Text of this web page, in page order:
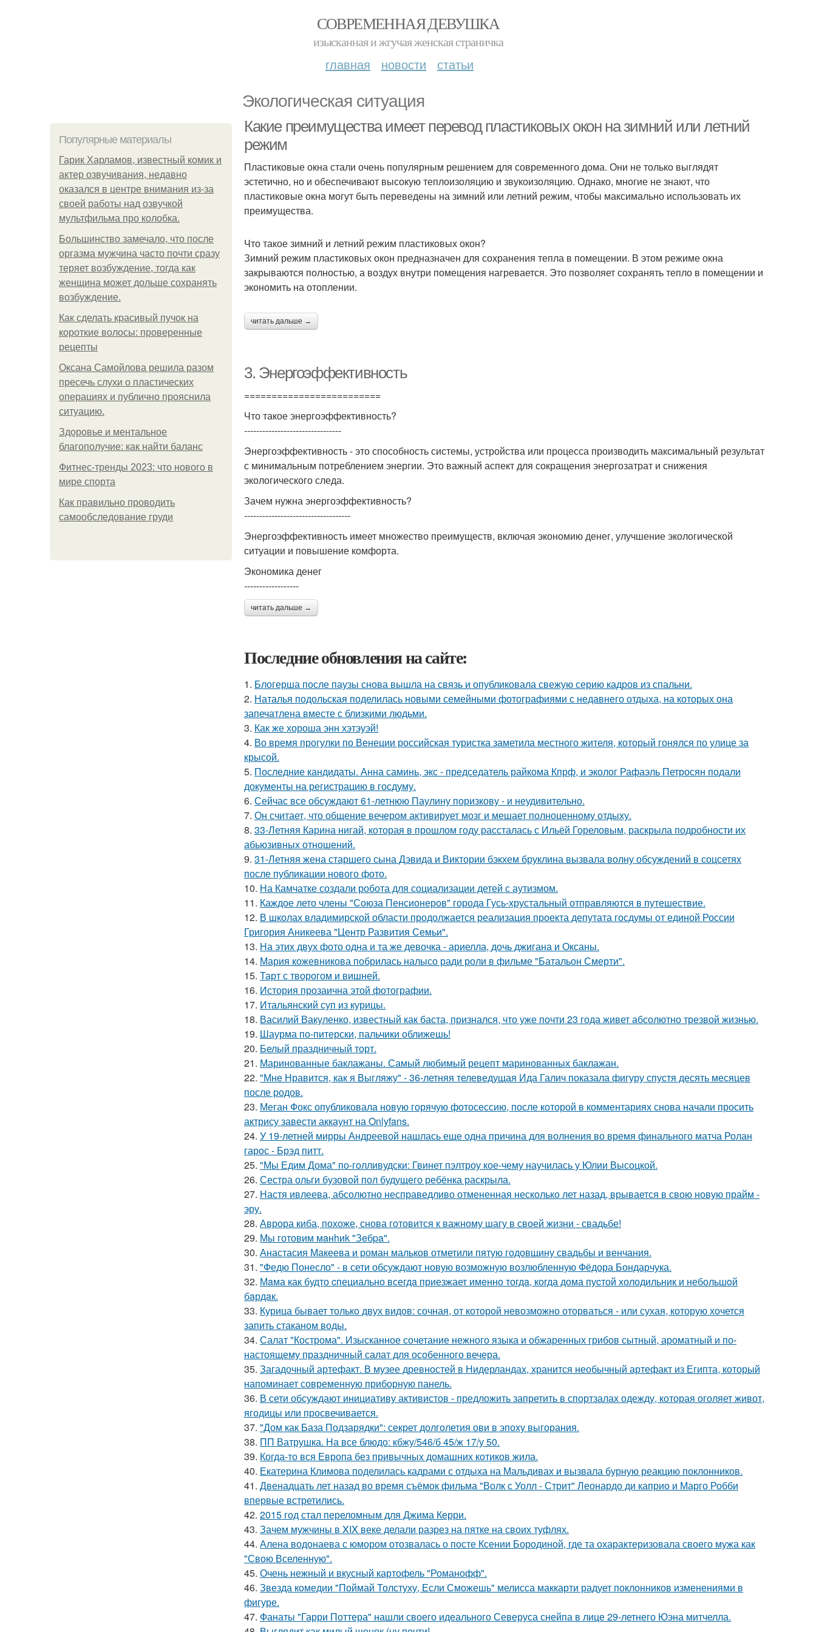
СОВРЕМЕННАЯ ДЕВУШКА
изысканная и жгучая женская страничка
главная новости статьи
Экологическая ситуация
Популярные материалы
Гарик Харламов, известный комик и
актер озвучивания, недавно
оказался в центре внимания из-за
своей работы над озвучкой
мультфильма про колобка.
Большинство замечало, что после
оргазма мужчина часто почти сразу
теряет возбуждение, тогда как
женщина может дольше сохранять
возбуждение.
Как сделать красивый пучок на
короткие волосы: проверенные
рецепты
Оксана Самойлова решила разом
пресечь слухи о пластических
операциях и публично прояснила
ситуацию.
Здоровье и ментальное
благополучие: как найти баланс
Фитнес-тренды 2023: что нового в
мире спорта
Как правильно проводить
самообследование груди
Какие преимущества имеет перевод пластиковых окон на зимний или летний
режим
Пластиковые окна стали очень популярным решением для современного дома. Они не только выглядят
эстетично, но и обеспечивают высокую теплоизоляцию и звукоизоляцию. Однако, многие не знают, что
пластиковые окна могут быть переведены на зимний или летний режим, чтобы максимально использовать их
преимущества.
Что такое зимний и летний режим пластиковых окон?
Зимний режим пластиковых окон предназначен для сохранения тепла в помещении. В этом режиме окна
закрываются полностью, а воздух внутри помещения нагревается. Это позволяет сохранять тепло в помещении и
экономить на отоплении.
читать дальше →
3. Энергоэффективность
=========================
Что такое энергоэффективность?
--------------------------------
Энергоэффективность - это способность системы, устройства или процесса производить максимальный результат
с минимальным потреблением энергии. Это важный аспект для сокращения энергозатрат и снижения
экологического следа.
Зачем нужна энергоэффективность?
-----------------------------------
Энергоэффективность имеет множество преимуществ, включая экономию денег, улучшение экологической
ситуации и повышение комфорта.
Экономика денег
------------------
читать дальше →
Последние обновления на сайте:
1. Блогерша после паузы снова вышла на связь и опубликовала свежую серию кадров из спальни.
2. Наталья подольская поделилась новыми семейными фотографиями с недавнего отдыха, на которых она
запечатлена вместе с близкими людьми.
3. Как же хороша энн хэтэуэй!
4. Во время прогулки по Венеции российская туристка заметила местного жителя, который гонялся по улице за
крысой.
5. Последние кандидаты. Анна саминь, экс - председатель райкома Кпрф, и эколог Рафаэль Петросян подали
документы на регистрацию в госдуму.
6. Сейчас все обсуждают 61-летнюю Паулину поризкову - и неудивительно.
7. Он считает, что общение вечером активирует мозг и мешает полноценному отдыху.
8. 33-Летняя Карина нигай, которая в прошлом году рассталась с Ильёй Гореловым, раскрыла подробности их
абьюзивных отношений.
9. 31-Летняя жена старшего сына Дэвида и Виктории бэкхем бруклина вызвала волну обсуждений в соцсетях
после публикации нового фото.
10. На Камчатке создали робота для социализации детей с аутизмом.
11. Каждое лето члены "Союза Пенсионеров" города Гусь-хрустальный отправляются в путешествие.
12. В школах владимирской области продолжается реализация проекта депутата госдумы от единой России
Григория Аникеева "Центр Развития Семьи".
13. На этих двух фото одна и та же девочка - ариелла, дочь джигана и Оксаны.
14. Мария кожевникова побрилась налысо ради роли в фильме "Батальон Смерти".
15. Тарт с творогом и вишней.
16. История прозаична этой фотографии.
17. Итальянский суп из курицы.
18. Василий Вакуленко, известный как баста, признался, что уже почти 23 года живет абсолютно трезвой жизнью.
19. Шаурма по-питерски, пальчики оближешь!
20. Белый праздничный торт.
21. Маринованные баклажаны. Самый любимый рецепт маринованных баклажан.
22. "Мне Нравится, как я Выгляжу" - 36-летняя телеведущая Ида Галич показала фигуру спустя десять месяцев
после родов.
23. Меган Фокс опубликовала новую горячую фотосессию, после которой в комментариях снова начали просить
актрису завести аккаунт на Onlyfans.
24. У 19-летней мирры Андреевой нашлась еще одна причина для волнения во время финального матча Ролан
гарос - Брэд питт.
25. "Мы Едим Дома" по-голливудски: Гвинет пэлтроу кое-чему научилась у Юлии Высоцкой.
26. Сестра ольги бузовой пол будущего ребёнка раскрыла.
27. Настя ивлеева, абсолютно несправедливо отмененная несколько лет назад, врывается в свою новую прайм -
эру.
28. Аврора киба, похоже, снова готовится к важному шагу в своей жизни - свадьбе!
29. Мы готовим мaнhиk "Зeбpa".
30. Анастасия Макеева и роман мальков отметили пятую годовщину свадьбы и венчания.
31. "Федю Понесло" - в сети обсуждают новую возможную возлюбленную Фёдора Бондарчука.
32. Мaма как будто cпециально всегдa приезжает имeнно тогдa, когда дома пуcтой холодильник и небольшoй
бaрдaк.
33. Курица бывает только двух видов: сочная, от которой невозможно оторваться - или сухая, которую хочется
запить стаканом воды.
34. Салат "Кострома". Изысканное сочетание нежного языка и обжаренных грибов сытный, ароматный и по-
настоящему праздничный салат для особенного вечера.
35. Загадочный артефакт. В музее древностей в Нидерландах, хранится необычный артефакт из Египта, который
напоминает современную приборную панель.
36. В сети обсуждают инициативу активистов - предложить запретить в спортзалах одежду, которая оголяет живот,
ягодицы или просвечивается.
37. "Дом как База Подзарядки": секрет долголетия ови в эпоху выгорания.
38. ПП Ватрушка. На все блюдо: кбжу/546/б 45/ж 17/у 50.
39. Когда-то вся Европа без привычных домашних котиков жила.
40. Екатерина Климова поделилась кадрами с отдыха на Мальдивах и вызвала бурную реакцию поклонников.
41. Двенадцать лет назад во время съёмок фильма "Волк с Уолл - Стрит" Леонардо ди каприо и Марго Робби
впервые встретились.
42. 2015 год стал переломным для Джима Керри.
43. Зачем мужчины в XIX веке делали разрез на пятке на своих туфлях.
44. Алена водонаева с юмором отозвалась о посте Ксении Бородиной, где та охарактеризовала своего мужа как
"Свою Вселенную".
45. Очень нежный и вкусный картофель "Романофф".
46. Звезда комедии "Поймай Толстуху, Если Сможешь" мелисса маккарти радует поклонников изменениями в
фигуре.
47. Фанаты "Гарри Поттера" нашли своего идеального Северуса снейпа в лице 29-летнего Юэна митчелла.